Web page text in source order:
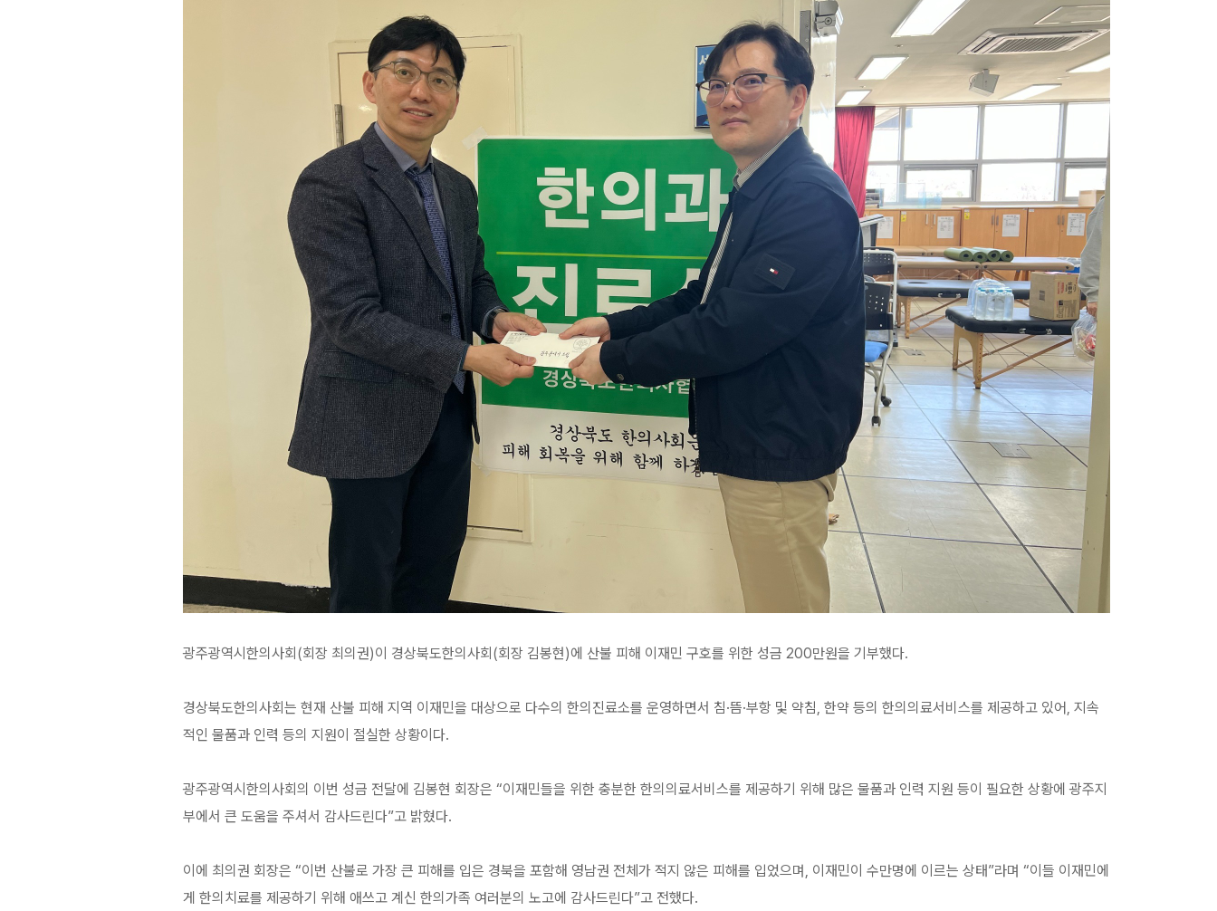
광주광역시한의사회(회장 최의권)이 경상북도한의사회(회장 김봉현)에 산불 피해 이재민 구호를 위한 성금 200만원을 기부했다.
경상북도한의사회는 현재 산불 피해 지역 이재민을 대상으로 다수의 한의진료소를 운영하면서 침·뜸·부항 및 약침, 한약 등의 한의의료서비스를 제공하고 있어, 지속
적인 물품과 인력 등의 지원이 절실한 상황이다.
광주광역시한의사회의 이번 성금 전달에 김봉현 회장은 “이재민들을 위한 충분한 한의의료서비스를 제공하기 위해 많은 물품과 인력 지원 등이 필요한 상황에 광주지
부에서 큰 도움을 주셔서 감사드린다”고 밝혔다.
이에 최의권 회장은 “이번 산불로 가장 큰 피해를 입은 경북을 포함해 영남권 전체가 적지 않은 피해를 입었으며, 이재민이 수만명에 이르는 상태”라며 “이들 이재민에
게 한의치료를 제공하기 위해 애쓰고 계신 한의가족 여러분의 노고에 감사드린다”고 전했다.